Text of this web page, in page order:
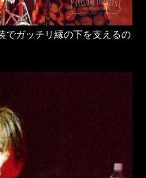
でガッチリ縁の下を支えるの